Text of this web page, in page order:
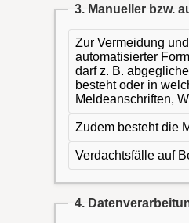
3. Manueller
Zur Vermeidung
automatisierter
darf z. B.
besteht oder in
Meldeanschriften,
Zudem besteht die
Verdachtsfälle auf
4.